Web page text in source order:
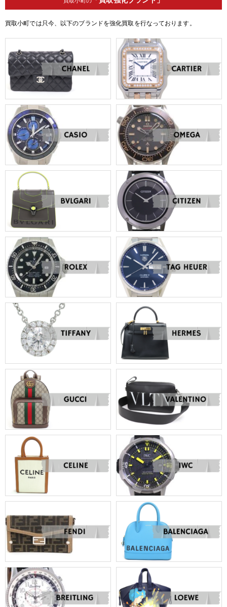
買取小町では只今、以下のブランドを強化買取を行なっております。